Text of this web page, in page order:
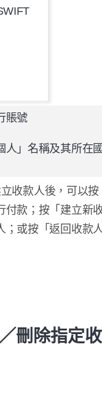
賬號
人」名稱及其所在
收款人後，可以按
付款；按「建立新收
；或按「返回收款人
刪除指定